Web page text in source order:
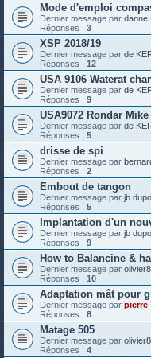
Mode d'emploi
Dernier message par danne
Réponses : 3
XSP 2018/19
Dernier message par de
Réponses : 12
USA 9106 Waterat
Dernier message par de
Réponses : 9
USA9072 Rondar
Dernier message par de
Réponses : 5
drisse de spi
Dernier message par
Réponses : 2
Embout de tangon
Dernier message par jb
Réponses : 5
Implantation d'un
Dernier message par jb
Réponses : 9
How to Balancine &
Dernier message par
Réponses : 10
Adaptation mât pour
Dernier message par pierre
Réponses : 8
Matage 505
Dernier message par
Réponses : 4